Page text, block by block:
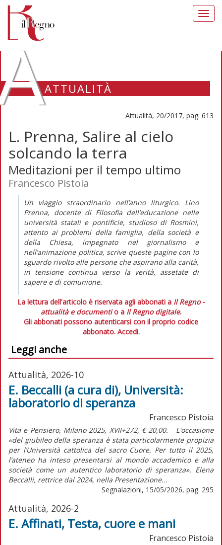
ATTUALITÀ
Attualità, 20/2017, pag. 613
L. Prenna, Salire al cielo
solcando la terra
Meditazioni per il tempo ultimo
Francesco Pistoia
Un viaggio straordinario nell’anno liturgico. Lino
Prenna, docente di Filosofia dell’educazione nelle
università statali e pontificie, studioso di Rosmini,
attento ai problemi della famiglia, della società e
della Chiesa, impegnato nel giornalismo e
nell’animazione politica, scrive queste pagine con lo
sguardo rivolto alle persone che aspirano alla carità,
in tensione continua verso la verità, assetate di
sapere e di comunione.
La lettura dell'articolo è riservata agli abbonati a Il Regno -
attualità e documentio a Il Regno digitale.
Gli abbonati possono autenticarsi con il proprio codice
abbonato. Accedi.
Leggi anche
Attualità, 2026-10
E. Beccalli (a cura di), Università:
laboratorio di speranza
Francesco Pistoia
Vita e Pensiero, Milano 2025, XVII+272, € 20,00. L'occasione
«del giubileo della speranza è stata particolarmente propizia
per l’Università cattolica del sacro Cuore. Per tutto il 2025,
l’ateneo ha inteso presentarsi al mondo accademico e alla
società come un autentico laboratorio di speranza». Elena
Beccalli, rettrice dal 2024, nella Presentazione...
Segnalazioni, 15/05/2026, pag. 295
Attualità, 2026-2
E. Affinati, Testa, cuore e mani
Francesco Pistoia